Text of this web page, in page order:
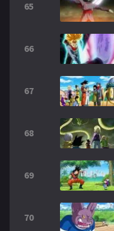
65
66
67
68
69
70